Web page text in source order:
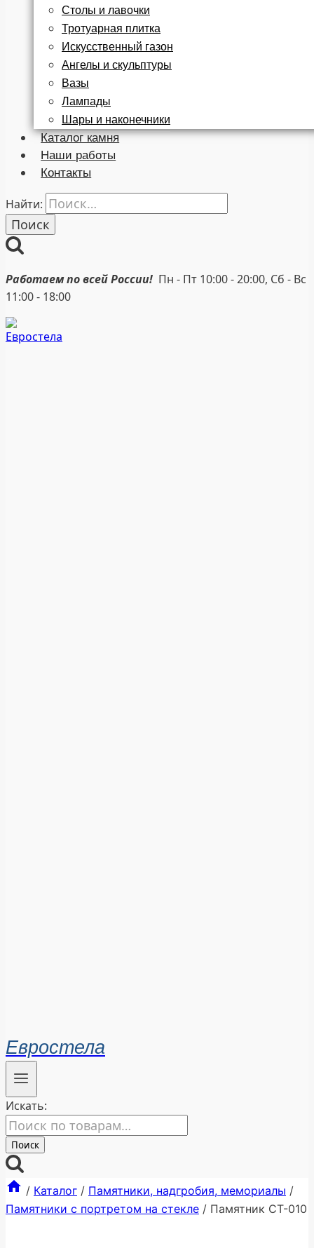
Столы и лавочки
Тротуарная плитка
Искусственный газон
Ангелы и скульптуры
Вазы
Лампады
Шары и наконечники
Каталог камня
Наши работы
Контакты
Найти:
Работаем по всей России! Пн - Пт 10:00 - 20:00, Сб - Вс
11:00 - 18:00
Евростела
Искать:
Поиск
/ Каталог / Памятники, надгробия, мемориалы /
Памятники с портретом на стекле / Памятник СТ-010